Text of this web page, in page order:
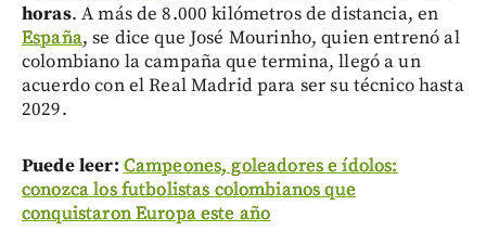
horas. A más de 8.000 kilómetros de distancia, en
España, se dice que José Mourinho, quien entrenó al
colombiano la campaña que termina, llegó a un
acuerdo con el Real Madrid para ser su técnico hasta
2029.
Puede leer: Campeones, goleadores e ídolos:
conozca los futbolistas colombianos que
conquistaron Europa este año